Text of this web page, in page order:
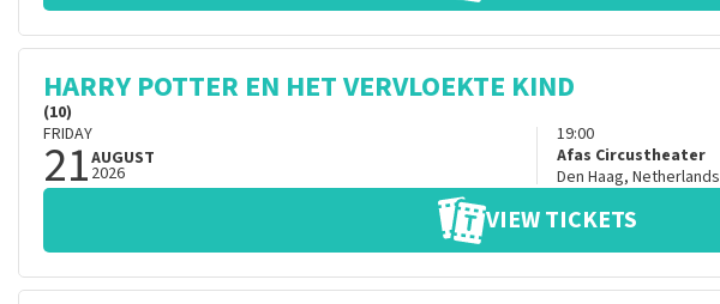
HARRY POTTER EN HET VERVLOEKTE KIND
(10)
FRIDAY
21AUGUST
2026
19:00
Afas Circustheater
Den Haag, Netherlands
VIEW TICKETS